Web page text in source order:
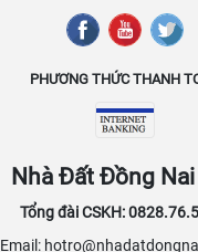
PHƯƠNG THỨC THANH
Nhà Đất Đồng
Tổng đài CSKH:
Email: